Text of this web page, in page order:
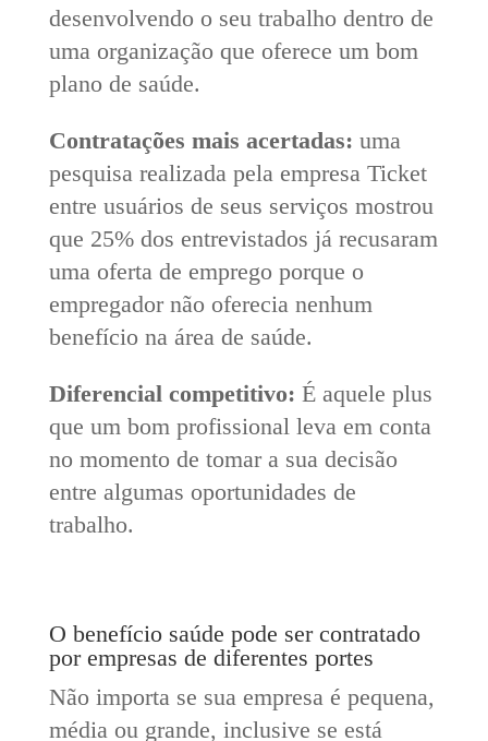
desenvolvendo o seu trabalho dentro de
uma organização que oferece um bom
plano de saúde.
Contratações mais acertadas: uma
pesquisa realizada pela empresa Ticket
entre usuários de seus serviços mostrou
que 25% dos entrevistados já recusaram
uma oferta de emprego porque o
empregador não oferecia nenhum
benefício na área de saúde.
Diferencial competitivo: É aquele plus
que um bom profissional leva em conta
no momento de tomar a sua decisão
entre algumas oportunidades de
trabalho.
O benefício saúde pode ser contratado
por empresas de diferentes portes
Não importa se sua empresa é pequena,
média ou grande, inclusive se está